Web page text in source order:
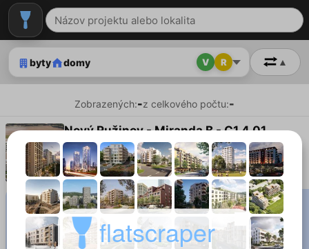
byty domy V R ▲
Zobrazených:-z celkového počtu:-
Nový Ružinov - Miranda B - C1.4.01
Bratislava
3-izbový byt
interiér 77.76 m²
flatscraper